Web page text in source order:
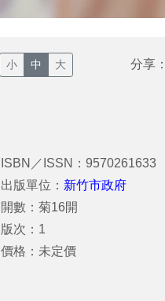
小 中 大 分享：
ISBN／ISSN：9570261633
出版單位： 新竹市政府
開數：菊16開
版次：1
價格：未定價